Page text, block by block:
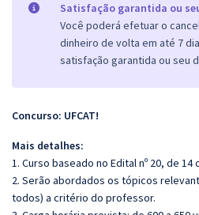
Satisfação garantida ou
Você poderá efetuar o
dinheiro de volta em até 7
satisfação garantida ou seu
Concurso: UFCAT!
Mais detalhes:
1. Curso baseado no Edital nº 20, de
2. Serão abordados os tópicos
todos) a critério do professor.